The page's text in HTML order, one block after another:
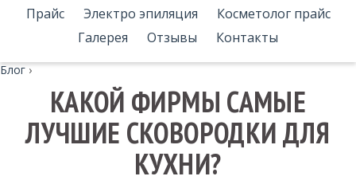
Прайс
Электро эпиляция
Косметолог прайс
Галерея
Отзывы Контакты
Блог ›
КАКОЙ ФИРМЫ САМЫЕ
ЛУЧШИЕ СКОВОРОДКИ ДЛЯ
КУХНИ?